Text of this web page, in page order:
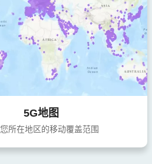
5G地图
所在地区的移动覆盖范围